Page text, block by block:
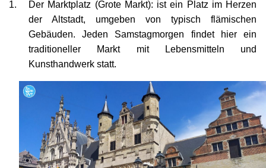
der Altstadt, umgeben von typisch flämischen
Gebäuden. Jeden Samstagmorgen findet hier ein
traditioneller Markt mit Lebensmitteln und
Kunsthandwerk statt.